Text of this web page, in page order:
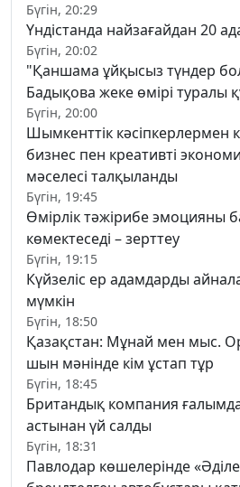
Бүгін, 20:29
Үндістанда найзағайдан 20
Бүгін, 20:02
"Қаншама ұйқысыз түндер
Бадықова жеке өмірі туралы
Бүгін, 20:00
Шымкенттік кәсіпкерлермен
бизнес пен креативті
мәселесі талқыланды
Бүгін, 19:45
Өмірлік тәжірибе эмоцияны
көмектеседі – зерттеу
Бүгін, 19:15
Күйзеліс ер адамдарды
мүмкін
Бүгін, 18:50
Қазақстан: Мұнай мен мыс.
шын мәнінде кім ұстап тұр
Бүгін, 18:45
Британдық компания
астынан үй салды
Бүгін, 18:31
Павлодар көшелерінде